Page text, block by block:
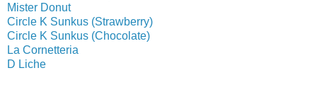
Mister Donut
Circle K Sunkus (Strawberry)
Circle K Sunkus (Chocolate)
La Cornetteria
D Liche